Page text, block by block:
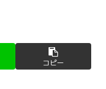
コピー